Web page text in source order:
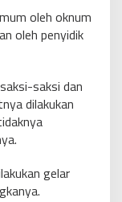
oleh oknum
oleh penyidik
saksi dan
dilakukan
gelar